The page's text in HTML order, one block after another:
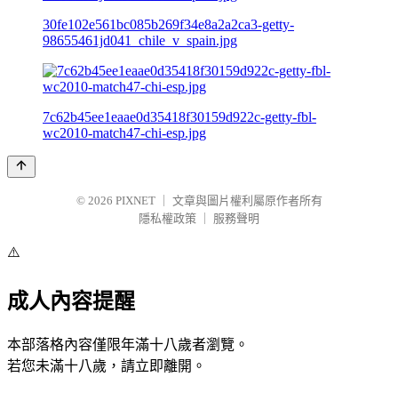
30fe102e561bc085b269f34e8a2a2ca3-getty-
98655461jd041_chile_v_spain.jpg
7c62b45ee1eaae0d35418f30159d922c-getty-fbl-
wc2010-match47-chi-esp.jpg
© 2026 PIXNET
文章與圖片權利屬原作者所有
隱私權政策
服務聲明
⚠️
成人內容提醒
本部落格內容僅限年滿十八歲者瀏覽。
若您未滿十八歲，請立即離開。